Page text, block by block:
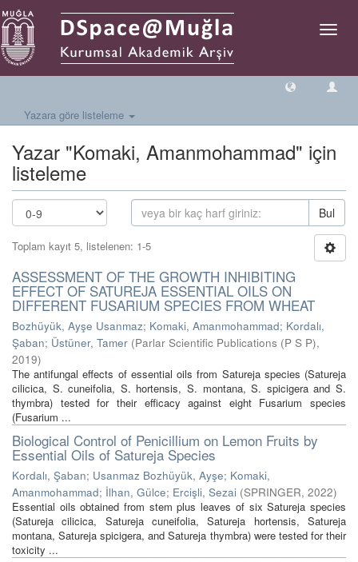
Geçiş
Yazara göre listeleme
Yazar "Komaki, Amanmohammad" için
listeleme
Bul
Toplam kayıt 5, listelenen: 1-5
ASSESSMENT OF THE GROWTH INHIBITING
EFFECT OF SATUREJA ESSENTIAL OILS ON
DIFFERENT FUSARIUM SPECIES FROM WHEAT
Bozhüyük, Ayşe Usanmaz; Komaki, Amanmohammad; Kordalı,
Şaban; Üstüner, Tamer (Parlar Scientific Publications (P S P),
2019)
The antifungal effects of essential oils from Satureja species (Satureja
cilicica, S. cuneifolia, S. hortensis, S. montana, S. spicigera and S.
thymbra) tested for their efficacy against eight Fusarium species
(Fusarium ...
Biological Control of Penicillium on Lemon Fruits by
Essential Oils of Satureja Species
Kordalı, Şaban; Usanmaz Bozhüyük, Ayşe; Komaki,
Amanmohammad; İlhan, Gülce; Ercişli, Sezai (SPRINGER, 2022)
Essential oils obtained from stem plus leaves of six Satureja species
(Satureja cilicica, Satureja cuneifolia, Satureja hortensis, Satureja
montana, Satureja spicigera, and Satureja thymbra) were tested for their
toxicity ...